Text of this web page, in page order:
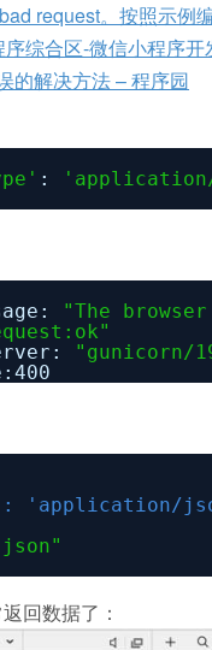
request。按照示例
综合区-微信小程序
的解决方法 – 程序园
:
"The
"gunicorn/
'application/
回数据了：